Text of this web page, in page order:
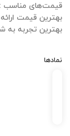
قیمت‌های مناسب :
بهترین قیمت
بهترین تجربه به
نمادها